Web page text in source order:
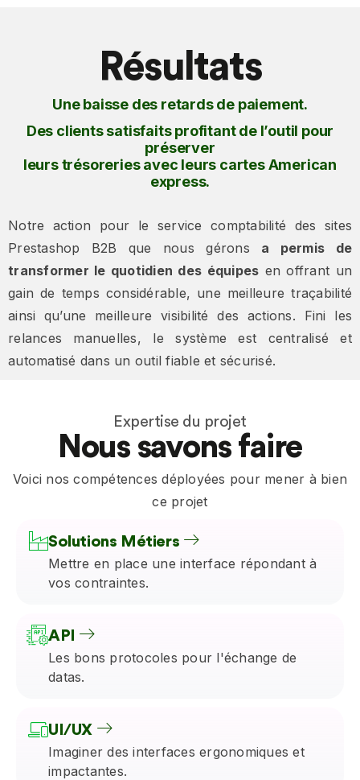
Résultats
Une baisse des retards de paiement.
Des clients satisfaits profitant de l’outil pour
préserver
leurs trésoreries avec leurs cartes American
express.
Notre action pour le service comptabilité des sites
Prestashop B2B que nous gérons a permis de
transformer le quotidien des équipes en offrant un
gain de temps considérable, une meilleure traçabilité
ainsi qu’une meilleure visibilité des actions. Fini les
relances manuelles, le système est centralisé et
automatisé dans un outil fiable et sécurisé.
Expertise du projet
Nous savons faire
Voici nos compétences déployées pour mener à bien
ce projet
Solutions Métiers
Mettre en place une interface répondant à
vos contraintes.
API
Les bons protocoles pour l'échange de
datas.
UI/UX
Imaginer des interfaces ergonomiques et
impactantes.